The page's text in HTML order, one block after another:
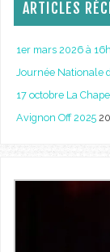
ARTICLES
1er mars 2026 à
Journée Nationale
17 octobre La
Avignon Off 2025